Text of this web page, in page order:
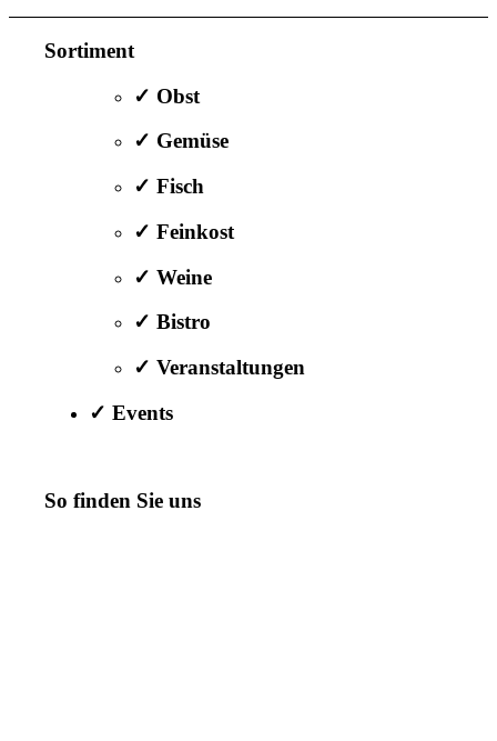
Sortiment
✓ Obst
✓ Gemüse
✓ Fisch
✓ Feinkost
✓ Weine
✓ Bistro
✓ Veranstaltungen
✓ Events
So finden Sie uns